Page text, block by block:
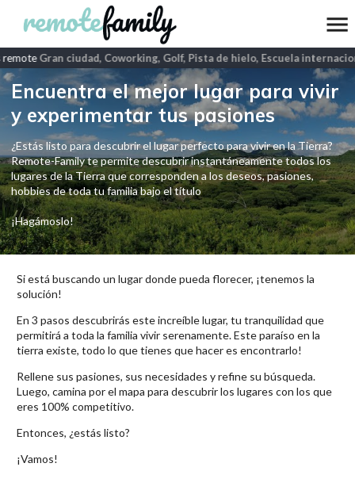
Gran ciudad, Coworking, Golf, Pista de hielo, Escuela
Encuentra el mejor lugar para vivir
y experimentar tus pasiones
¿Estás listo para descubrir el lugar perfecto para vivir en la Tierra?
Remote-Family te permite descubrir instantáneamente todos los
lugares de la Tierra que corresponden a los deseos, pasiones,
hobbies de toda tu familia bajo el título
¡Hagámoslo!
Si está buscando un lugar donde pueda florecer, ¡tenemos la
solución!
En 3 pasos descubrirás este increíble lugar, tu tranquilidad que
permitirá a toda la familia vivir serenamente. Este paraíso en la
tierra existe, todo lo que tienes que hacer es encontrarlo!
Rellene sus pasiones, sus necesidades y refine su búsqueda.
Luego, camina por el mapa para descubrir los lugares con los que
eres 100% competitivo.
Entonces, ¿estás listo?
¡Vamos!